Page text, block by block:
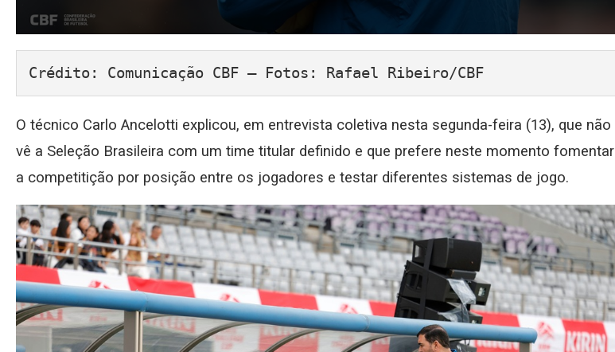
Crédito: Comunicação CBF – Fotos: Rafael Ribeiro/CBF
O técnico Carlo Ancelotti explicou, em entrevista coletiva nesta segunda-feira (13), que não
vê a Seleção Brasileira com um time titular definido e que prefere neste momento fomentar
a competitição por posição entre os jogadores e testar diferentes sistemas de jogo.